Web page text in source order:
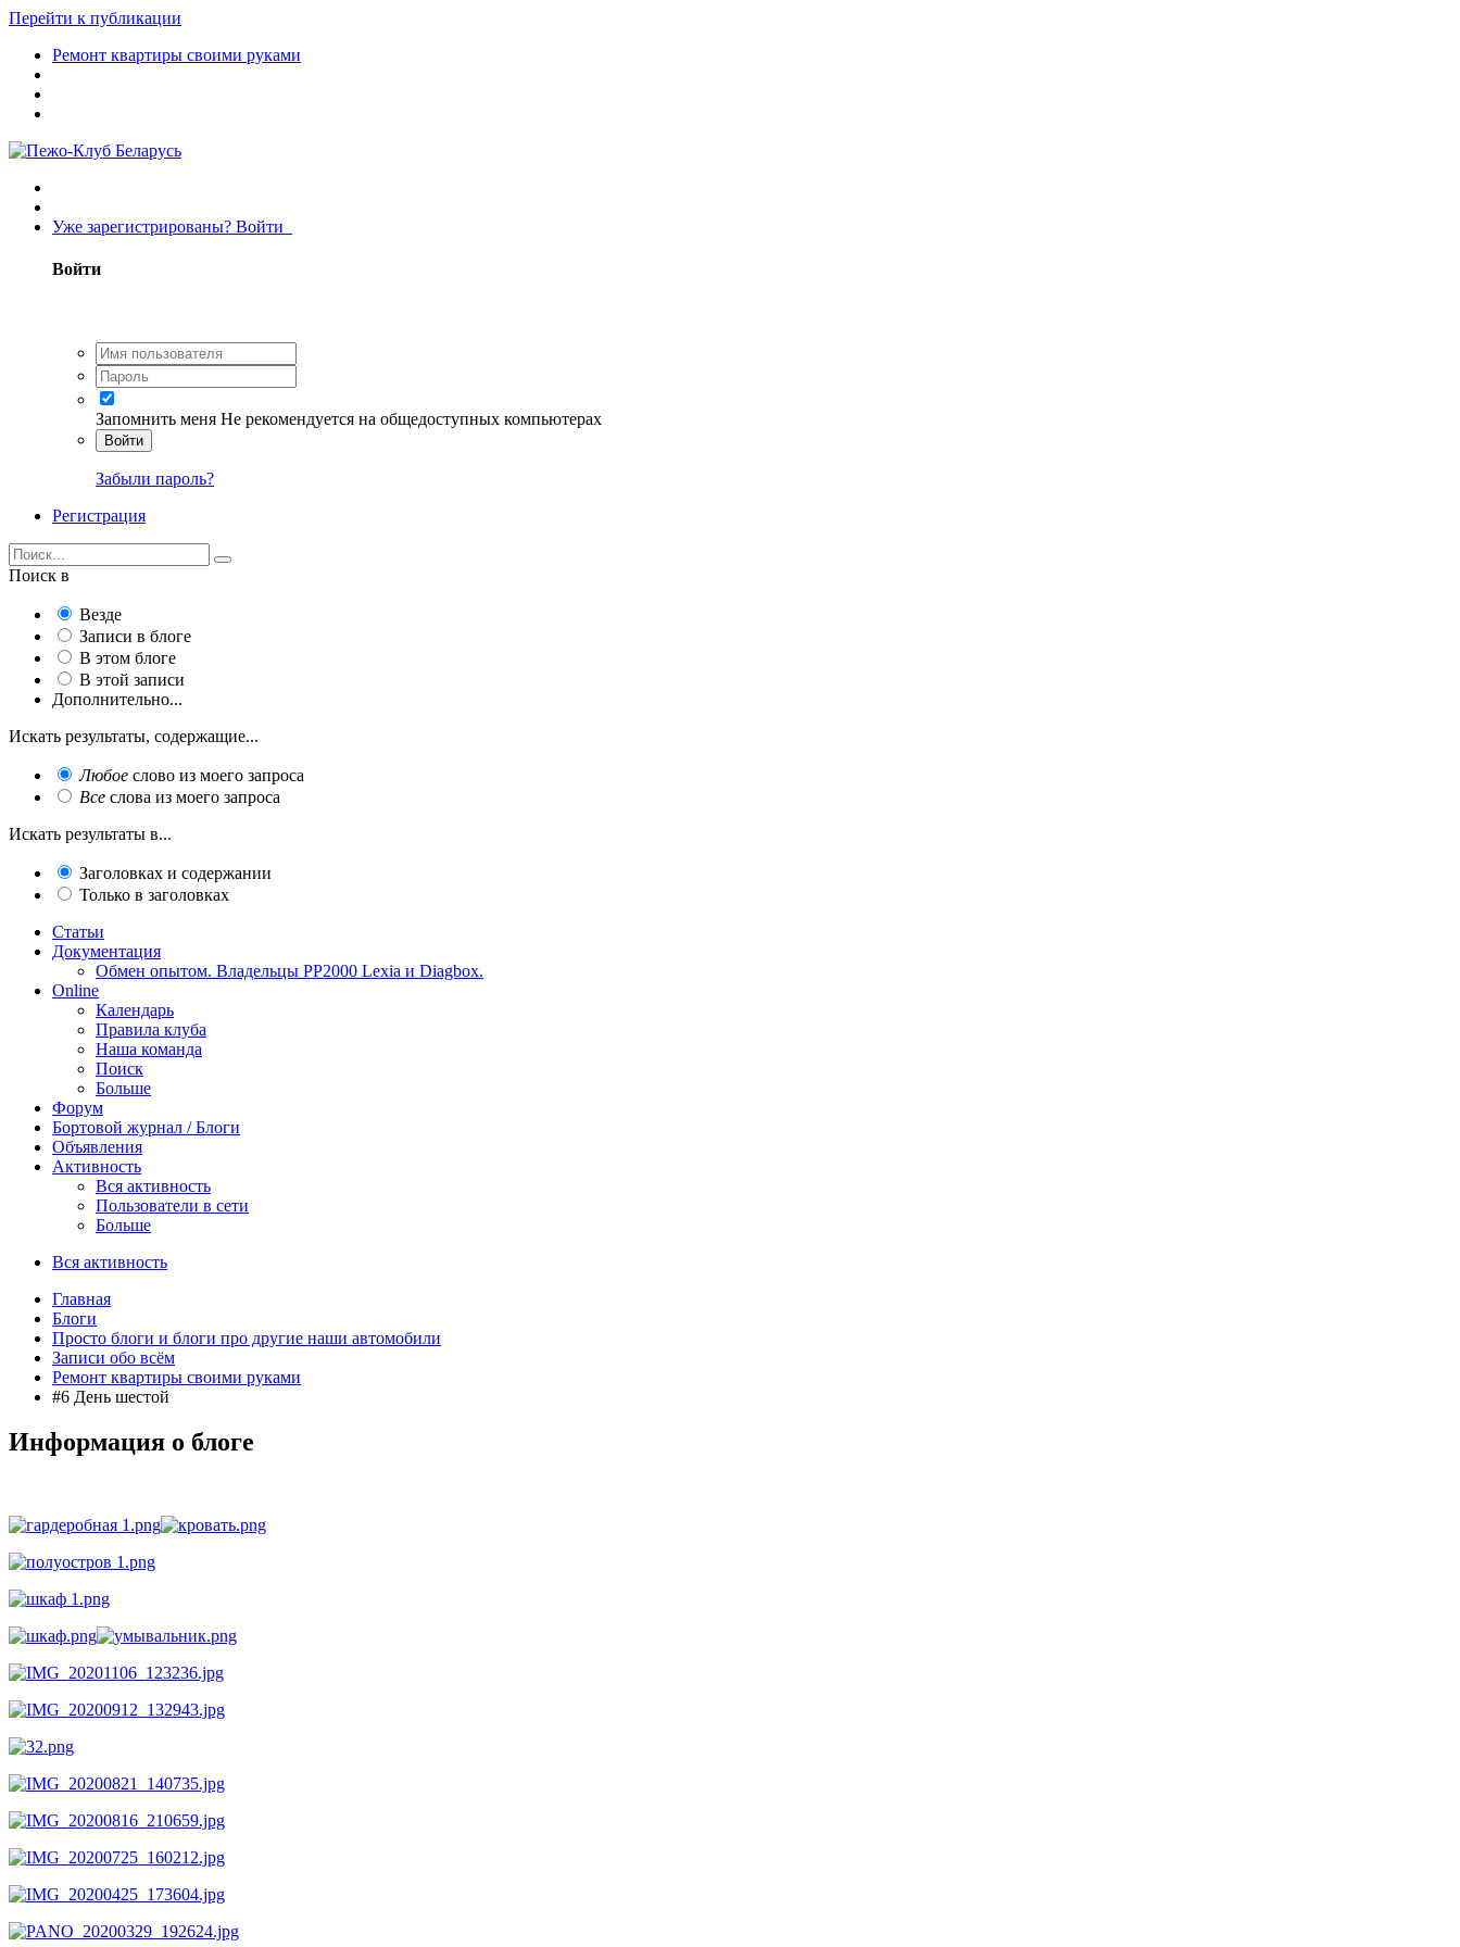
Перейти к публикации
Ремонт квартиры своими руками
Уже зарегистрированы? Войти
Войти
Запомнить меня Не рекомендуется на общедоступных компьютерах
Войти
Забыли пароль?
Регистрация
Поиск в
Везде
Записи в блоге
В этом блоге
В этой записи
Дополнительно...
Искать результаты, содержащие...
Любое слово из моего запроса
Все слова из моего запроса
Искать результаты в...
Заголовках и содержании
Только в заголовках
Статьи
Документация
Обмен опытом. Владельцы PP2000 Lexia и Diagbox.
Online
Календарь
Правила клуба
Наша команда
Поиск
Больше
Форум
Бортовой журнал / Блоги
Объявления
Активность
Вся активность
Пользователи в сети
Больше
Вся активность
Главная
Блоги
Просто блоги и блоги про другие наши автомобили
Записи обо всём
Ремонт квартиры своими руками
#6 День шестой
Информация о блоге